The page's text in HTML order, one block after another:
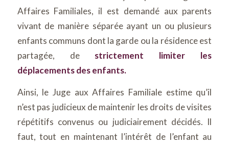
Affaires Familiales, il est demandé aux parents
vivant de manière séparée ayant un ou plusieurs
enfants communs dont la garde ou la résidence est
partagée, destrictement limiter les
déplacements des enfants.
Ainsi, le Juge aux Affaires Familiale estime qu’il
n’est pas judicieux de maintenir les droits de visites
répétitifs convenus ou judiciairement décidés. Il
faut, tout en maintenant l’intérêt de l’enfant au